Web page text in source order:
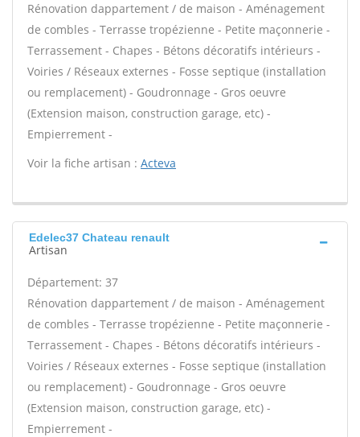
Rénovation dappartement / de maison - Aménagement
de combles - Terrasse tropézienne - Petite maçonnerie -
Terrassement - Chapes - Bétons décoratifs intérieurs -
Voiries / Réseaux externes - Fosse septique (installation
ou remplacement) - Goudronnage - Gros oeuvre
(Extension maison, construction garage, etc) -
Empierrement -
Voir la fiche artisan : Acteva
Edelec37 Chateau renault
Artisan
Département: 37
Rénovation dappartement / de maison - Aménagement
de combles - Terrasse tropézienne - Petite maçonnerie -
Terrassement - Chapes - Bétons décoratifs intérieurs -
Voiries / Réseaux externes - Fosse septique (installation
ou remplacement) - Goudronnage - Gros oeuvre
(Extension maison, construction garage, etc) -
Empierrement -